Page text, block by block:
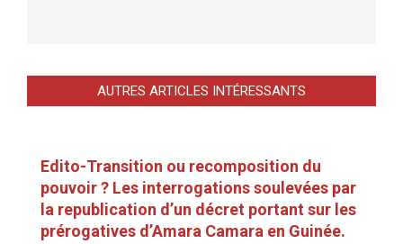
AUTRES ARTICLES INTÉRESSANTS
Edito-Transition ou recomposition du
pouvoir ? Les interrogations soulevées par
la republication d’un décret portant sur les
prérogatives d’Amara Camara en Guinée.